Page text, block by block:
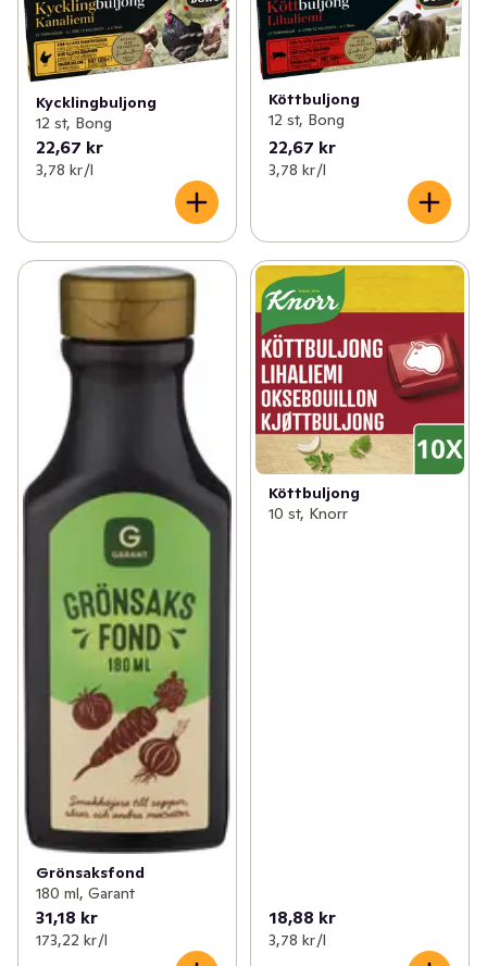
Kycklingbuljong
12 st, Bong
22,67 kr
3,78 kr /l
Köttbuljong
12 st, Bong
22,67 kr
3,78 kr /l
Grönsaksfond
180 ml, Garant
31,18 kr
173,22 kr /l
Köttbuljong
10 st, Knorr
18,88 kr
3,78 kr /l